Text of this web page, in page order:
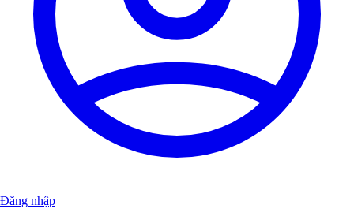
Đăng nhập